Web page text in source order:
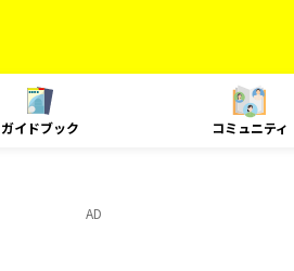
ガイドブック コミュニティ
AD